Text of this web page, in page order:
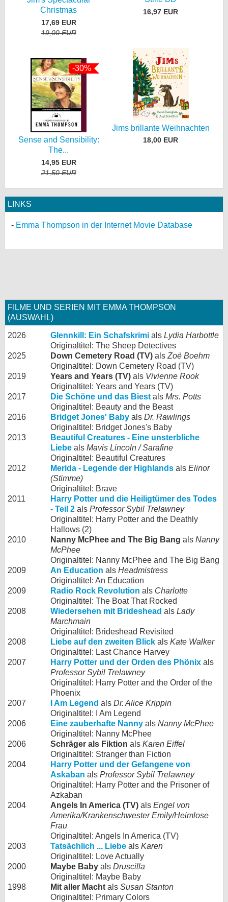
Christmas
17,69 EUR
19,00 EUR
16,97 EUR
-30%
Sense and Sensibility:
The...
14,95 EUR
21,50 EUR
Jims brillante Weihnachten
18,00 EUR
LINKS
Emma Thompson in der Internet Movie Database
FILME UND SERIEN MIT EMMA THOMPSON
(AUSWAHL)
2026 Glennkill: Ein Schafskrimi als Lydia Harbottle
Originaltitel: The Sheep Detectives
2025
Down Cemetery Road (TV) als Zoë Boehm
Originaltitel: Down Cemetery Road (TV)
2019
Years and Years (TV) als Vivienne Rook
Originaltitel: Years and Years (TV)
2017
Die Schöne und das Biest als Mrs. Potts
Originaltitel: Beauty and the Beast
2016
Bridget Jones' Baby als Dr. Rawlings
Originaltitel: Bridget Jones's Baby
2013
Beautiful Creatures - Eine unsterbliche
Liebe als Mavis Lincoln / Sarafine
Originaltitel: Beautiful Creatures
2012
Merida - Legende der Highlands als Elinor
(Stimme)
Originaltitel: Brave
2011
Harry Potter und die Heiligtümer des Todes
- Teil 2 als Professor Sybil Trelawney
Originaltitel: Harry Potter and the Deathly
Hallows (2)
2010
Nanny McPhee and The Big Bang als Nanny
McPhee
Originaltitel: Nanny McPhee and The Big Bang
2009
An Education als Headmistress
Originaltitel: An Education
2009
Radio Rock Revolution als Charlotte
Originaltitel: The Boat That Rocked
2008
Wiedersehen mit Brideshead als Lady
Marchmain
Originaltitel: Brideshead Revisited
2008
Liebe auf den zweiten Blick als Kate Walker
Originaltitel: Last Chance Harvey
2007
Harry Potter und der Orden des Phönix als
Professor Sybil Trelawney
Originaltitel: Harry Potter and the Order of the
Phoenix
2007
I Am Legend als Dr. Alice Krippin
Originaltitel: I Am Legend
2006
Eine zauberhafte Nanny als Nanny McPhee
Originaltitel: Nanny McPhee
2006
Schräger als Fiktion als Karen Eiffel
Originaltitel: Stranger than Fiction
2004
Harry Potter und der Gefangene von
Askaban als Professor Sybil Trelawney
Originaltitel: Harry Potter and the Prisoner of
Azkaban
2004
Angels In America (TV) als Engel von
Amerika/Krankenschwester Emily/Heimlose
Frau
Originaltitel: Angels In America (TV)
2003
Tatsächlich ... Liebe als Karen
Originaltitel: Love Actually
2000
Maybe Baby als Druscilla
Originaltitel: Maybe Baby
1998
Mit aller Macht als Susan Stanton
Originaltitel: Primary Colors